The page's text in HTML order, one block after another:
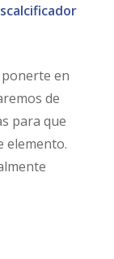
en
de
para que
elemento.